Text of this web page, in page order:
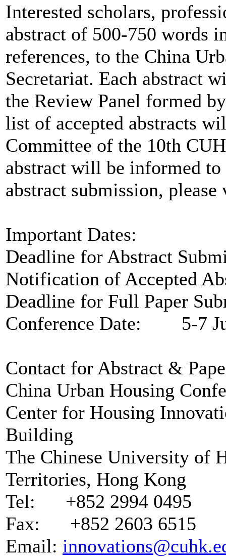
Interested scholars,
abstract of 500-750 words
references, to the China
Secretariat. Each abstract
the Review Panel formed
list of accepted abstracts
Committee of the 10th
abstract will be informed
abstract submission,
Important Dates:
Deadline for Abstract
Notification of Accepted
Deadline for Full Paper
Conference Date: 5-7
Contact for Abstract &
China Urban Housing
Center for Housing
Building
The Chinese University of
Territories, Hong Kong
Tel: +852 2994 0495
Fax: +852 2603 6515
Email: